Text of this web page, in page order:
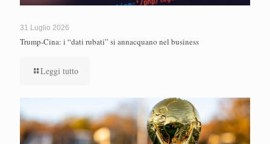
31 Luglio 2026
Trump-Cina: i “dati rubati” si annacquano nel business
Leggi tutto